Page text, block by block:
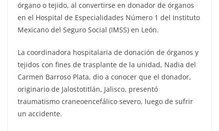
órgano o tejido, al convertirse en donador de órganos
en el Hospital de Especialidades Número 1 del Instituto
Mexicano del Seguro Social (IMSS) en León.
La coordinadora hospitalaria de donación de órganos y
tejidos con fines de trasplante de la unidad, Nadia del
Carmen Barroso Plata, dio a conocer que el donador,
originario de Jalostotitlán, Jalisco, presentó
traumatismo craneoencefálico severo, luego de sufrir
un accidente.